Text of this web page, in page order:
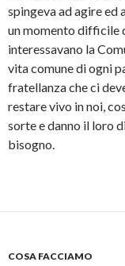
spingeva ad agire ed
un momento difficile
interessavano la
vita comune di ogni
fratellanza che ci
restare vivo in noi,
sorte e danno il loro
bisogno.
COSA FACCIAMO